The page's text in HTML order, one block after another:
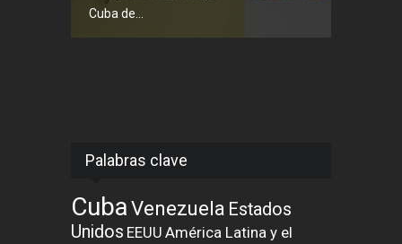
Cuba de...
Palabras clave
CubaVenezuela Estados
Unidos EEUU América Latina y el